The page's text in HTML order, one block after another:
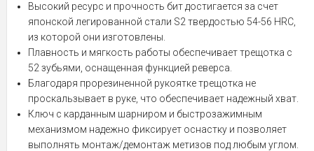
Высокий ресурс и прочность бит достигается за счет
японской легированной стали S2 твердостью 54-56 HRC,
из которой они изготовлены.
Плавность и мягкость работы обеспечивает трещотка с
52 зубьями, оснащенная функцией реверса.
Благодаря прорезиненной рукоятке трещотка не
проскальзывает в руке, что обеспечивает надежный хват.
Ключ с карданным шарниром и быстрозажимным
механизмом надежно фиксирует оснастку и позволяет
выполнять монтаж/демонтаж метизов под любым углом.